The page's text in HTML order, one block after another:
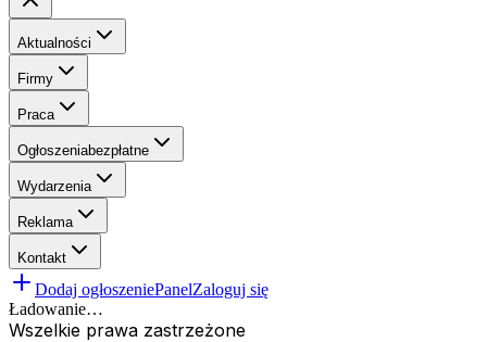
Aktualności
Firmy
Praca
Ogłoszeniabezpłatne
Wydarzenia
Reklama
Kontakt
Dodaj ogłoszeniePanelZaloguj się
Ładowanie…
Wszelkie prawa zastrzeżone